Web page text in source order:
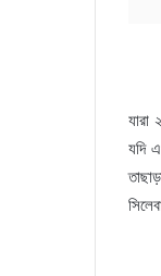
যারা
যদি